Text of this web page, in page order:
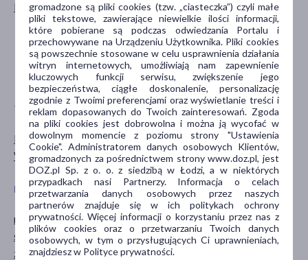
Kobieta
dla młodzieży
dla dorosłych
dla seniorów
20+
pokaż więcej ...
TYP PRODUKTU
Materiały opatrunkowe
Wyrób medyczny
POSTAĆ
plaster
PROBLEM
rana
skaleczenie
zadrapania
CZĘŚĆ CIAŁA
skóra
gromadzone są pliki cookies (tzw. „ciasteczka”) czyli małe
pliki tekstowe, zawierające niewielkie ilości informacji,
które pobierane są podczas odwiedzania Portalu i
przechowywane na Urządzeniu Użytkownika. Pliki cookies
są powszechnie stosowane w celu usprawnienia działania
witryn internetowych, umożliwiają nam zapewnienie
kluczowych funkcji serwisu, zwiększenie jego
bezpieczeństwa, ciągłe doskonalenie, personalizację
zgodnie z Twoimi preferencjami oraz wyświetlanie treści i
reklam dopasowanych do Twoich zainteresowań. Zgoda
na pliki cookies jest dobrowolna i można ją wycofać w
dowolnym momencie z poziomu strony "Ustawienia
Cookie". Administratorem danych osobowych Klientów,
gromadzonych za pośrednictwem strony www.doz.pl, jest
DOZ.pl Sp. z o. o. z siedzibą w Łodzi, a w niektórych
przypadkach nasi Partnerzy. Informacja o celach
przetwarzania danych osobowych przez naszych
partnerów znajduje się w ich politykach ochrony
prywatności. Więcej informacji o korzystaniu przez nas z
plików cookies oraz o przetwarzaniu Twoich danych
osobowych, w tym o przysługujących Ci uprawnieniach,
znajdziesz w Polityce prywatności.